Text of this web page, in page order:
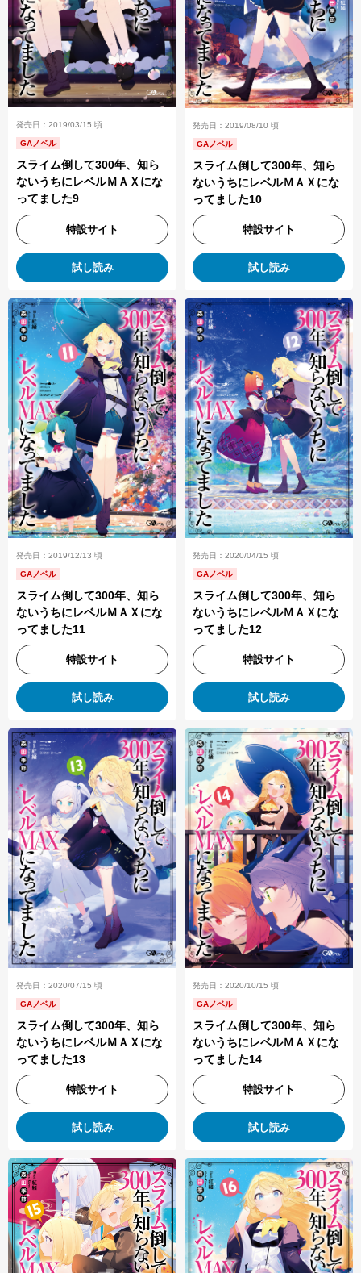
発売日：2019/03/15 頃
GAノベル
スライム倒して300年、知ら
ないうちにレベルＭＡＸにな
ってました9
特設サイト
試し読み
発売日：2019/08/10 頃
GAノベル
スライム倒して300年、知ら
ないうちにレベルＭＡＸにな
ってました10
特設サイト
試し読み
発売日：2019/12/13 頃
GAノベル
スライム倒して300年、知ら
ないうちにレベルＭＡＸにな
ってました11
特設サイト
試し読み
発売日：2020/04/15 頃
GAノベル
スライム倒して300年、知ら
ないうちにレベルＭＡＸにな
ってました12
特設サイト
試し読み
発売日：2020/07/15 頃
GAノベル
スライム倒して300年、知ら
ないうちにレベルＭＡＸにな
ってました13
特設サイト
試し読み
発売日：2020/10/15 頃
GAノベル
スライム倒して300年、知ら
ないうちにレベルＭＡＸにな
ってました14
特設サイト
試し読み